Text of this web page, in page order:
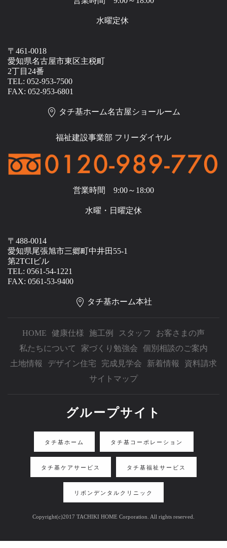
水曜定休
〒461-0018
愛知県名古屋市東区主税町
2丁目24番
TEL: 052-953-7500
FAX: 052-953-6801
タチ基ホーム名古屋ショールーム
福祉建設事業部 フリーダイヤル
営業時間 9:00～18:00
水曜・日曜定休
〒488-0014
愛知県尾張旭市三郷町中井田55-1
第2TCIビル
TEL: 0561-54-1221
FAX: 0561-53-9400
タチ基ホーム本社
HOME 健康仕様 施工例 スタッフ
お客さまの声
私たちについて
家づくり勉強会
個別相談のご案内
土地情報
デザイン住宅 完成見学会 新着情報
資料請求
サイトマップ
グループサイト
タチ基ホーム タチ基コーポレーション
タチ基ケアサービス タチ基福祉サービス
リボンデンタルクリニック
Copyright(c)2017 TACHIKI HOME Corporation. All rights reserved.